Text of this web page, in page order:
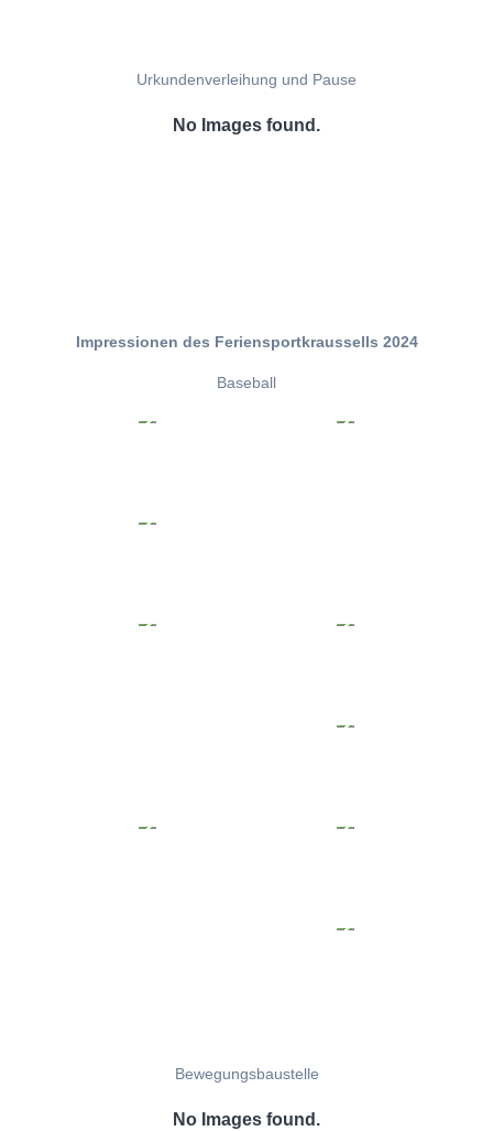
Urkundenverleihung und Pause
No Images found.
Impressionen des Feriensportkraussells 2024
Baseball
Bewegungsbaustelle
No Images found.